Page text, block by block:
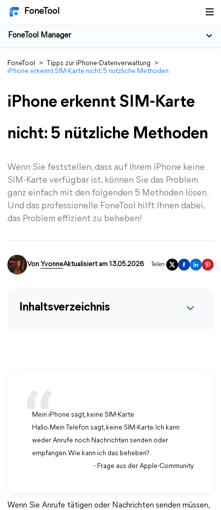
FoneTool
FoneTool Manager
FoneTool > Tipps zur iPhone-Datenverwaltung
>
iPhone erkennt SIM-Karte nicht: 5 nützliche Methoden
iPhone erkennt SIM-Karte
nicht: 5 nützliche Methoden
Wenn Sie feststellen, dass auf Ihrem iPhone keine
SIM-Karte verfügbar ist, können Sie das Problem
ganz einfach mit den folgenden 5 Methoden lösen.
Und das professionelle FoneTool hilft Ihnen dabei,
das Problem effizient zu beheben!
Von YvonneAktualisiert am 13.05.2026 Teilen:
Inhaltsverzeichnis
Mein iPhone sagt, keine SIM-Karte
Hallo. Mein Telefon sagt, keine SIM-Karte. Ich kann
weder Anrufe noch Nachrichten senden oder
empfangen. Wie kann ich das beheben?
- Frage aus der Apple-Community
Wenn Sie Anrufe tätigen oder Nachrichten senden müssen,